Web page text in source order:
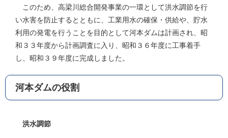
このため、高梁川総合開発事業の一環として洪水調節を行
い水害を防止するとともに、工業用水の確保・供給や、貯水
利用の発電を行うことを目的として河本ダムは計画され、昭
和３３年度から計画調査に入り、昭和３６年度に工事着手
し、昭和３９年度に完成しました。
河本ダムの役割
洪水調節